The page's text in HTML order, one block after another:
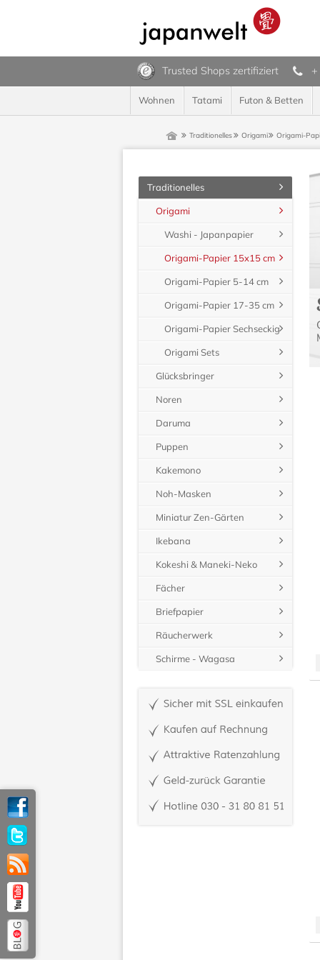
Trusted Shops zertifiziert
Wohnen Tatami Futon & Betten
Traditionelles Origami Origami-
Traditionelles
Origami
Washi - Japanpapier
Origami-Papier 15x15 cm
Origami-Papier 5-14 cm
Origami-Papier 17-35 cm
Origami-Papier Sechseckig
Origami Sets
Glücksbringer
Noren
Daruma
Puppen
Kakemono
Noh-Masken
Miniatur Zen-Gärten
Ikebana
Kokeshi & Maneki-Neko
Fächer
Briefpapier
Räucherwerk
Schirme - Wagasa